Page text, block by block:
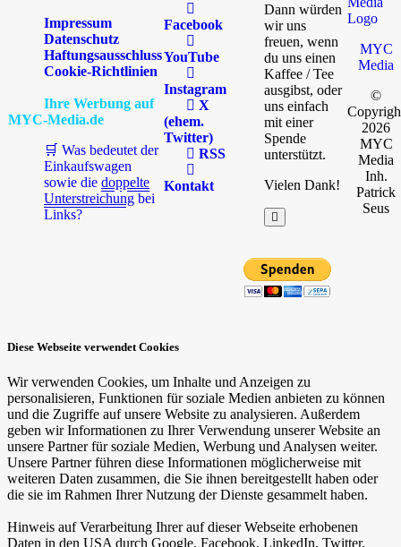
Impressum
Datenschutz
Haftungsausschluss
Cookie-Richtlinien
Ihre Werbung auf
MYC-Media.de
🛒 Was bedeutet der
Einkaufswagen
sowie die doppelte
Unterstreichung bei
Links?
Facebook
YouTube
Instagram
X
(ehem.
Twitter)
RSS
Kontakt
Dann würden
wir uns
freuen, wenn
du uns einen
Kaffee / Tee
ausgibst, oder
uns einfach
mit einer
Spende
unterstützt.
Vielen Dank!
MYC
Media
©
2026
MYC
Media
Inh.
Patrick
Seus
Diese Webseite verwendet Cookies
Wir verwenden Cookies, um Inhalte und Anzeigen zu
personalisieren, Funktionen für soziale Medien anbieten zu können
und die Zugriffe auf unsere Website zu analysieren. Außerdem
geben wir Informationen zu Ihrer Verwendung unserer Website an
unsere Partner für soziale Medien, Werbung und Analysen weiter.
Unsere Partner führen diese Informationen möglicherweise mit
weiteren Daten zusammen, die Sie ihnen bereitgestellt haben oder
die sie im Rahmen Ihrer Nutzung der Dienste gesammelt haben.
Hinweis auf Verarbeitung Ihrer auf dieser Webseite erhobenen
Daten in den USA durch Google, Facebook, LinkedIn, Twitter,